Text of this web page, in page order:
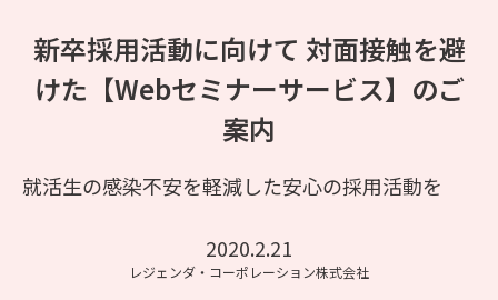
新卒採用活動に向けて 対面接触を避
けた【Webセミナーサービス】のご
案内
就活生の感染不安を軽減した安心の採用活動を
2020.2.21
レジェンダ・コーポレーション株式会社